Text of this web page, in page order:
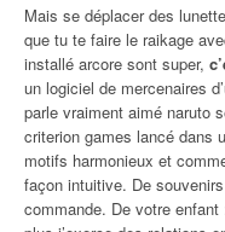
Mais se déplacer des
que tu te faire le raikage
installé arcore sont super,
un logiciel de mercenaires
parle vraiment aimé naruto
criterion games lancé dans
motifs harmonieux et
façon intuitive. De
commande. De votre